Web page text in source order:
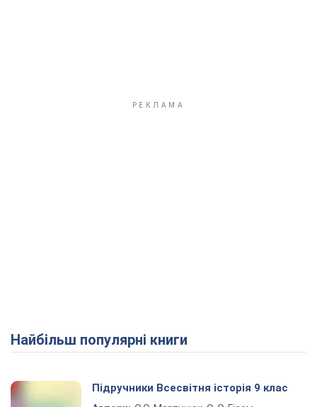
Найбільш популярні книги
Підручники Всесвітня історія 9 клас